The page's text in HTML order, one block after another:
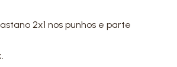
2x1 nos punhos e parte